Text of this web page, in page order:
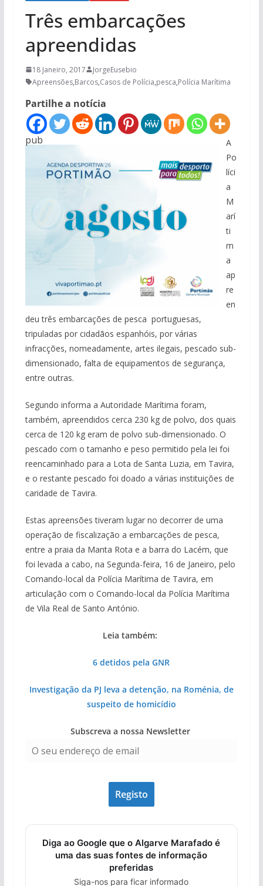
Três embarcações
apreendidas
18 Janeiro, 2017
JorgeEusebio
Apreensões,Barcos,Casos de Polícia,pesca,Polícia Marítima
Partilhe a notícia
pub
A
Po
líci
a
M
arí
ti
m
a
ap
re
en
deu três embarcações de pesca portuguesas,
tripuladas por cidadãos espanhóis, por várias
infracções, nomeadamente, artes ilegais, pescado sub-
dimensionado, falta de equipamentos de segurança,
entre outras.
Segundo informa a Autoridade Marítima foram,
também, apreendidos cerca 230 kg de polvo, dos quais
cerca de 120 kg eram de polvo sub-dimensionado. O
pescado com o tamanho e peso permitido pela lei foi
reencaminhado para a Lota de Santa Luzia, em Tavira,
e o restante pescado foi doado a várias instituições de
caridade de Tavira.
Estas apreensões tiveram lugar no decorrer de uma
operação de fiscalização a embarcações de pesca,
entre a praia da Manta Rota e a barra do Lacém, que
foi levada a cabo, na Segunda-feira, 16 de Janeiro, pelo
Comando-local da Polícia Marítima de Tavira, em
articulação com o Comando-local da Polícia Marítima
de Vila Real de Santo António.
Leia também:
6 detidos pela GNR
Investigação da PJ leva a detenção, na Roménia, de
suspeito de homicídio
Subscreva a nossa Newsletter
Diga ao Google que o Algarve Marafado é
uma das suas fontes de informação
preferidas
Siga-nos para ficar informado